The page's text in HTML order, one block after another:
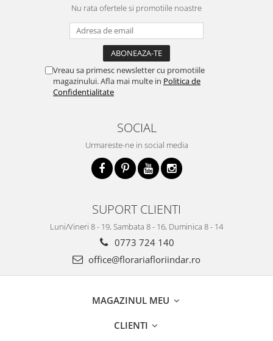
Nu rata ofertele si promotiile noastre
Vreau sa primesc newsletter cu promotiile
magazinului. Afla mai multe in Politica de
Confidentialitate
SOCIAL
Urmareste-ne in social media
SUPORT CLIENTI
Luni/Vineri 8 - 19, Sambata 8 - 16, Duminica 8 - 14
0773 724 140
office@florariafloriindar.ro
MAGAZINUL MEU
CLIENTI